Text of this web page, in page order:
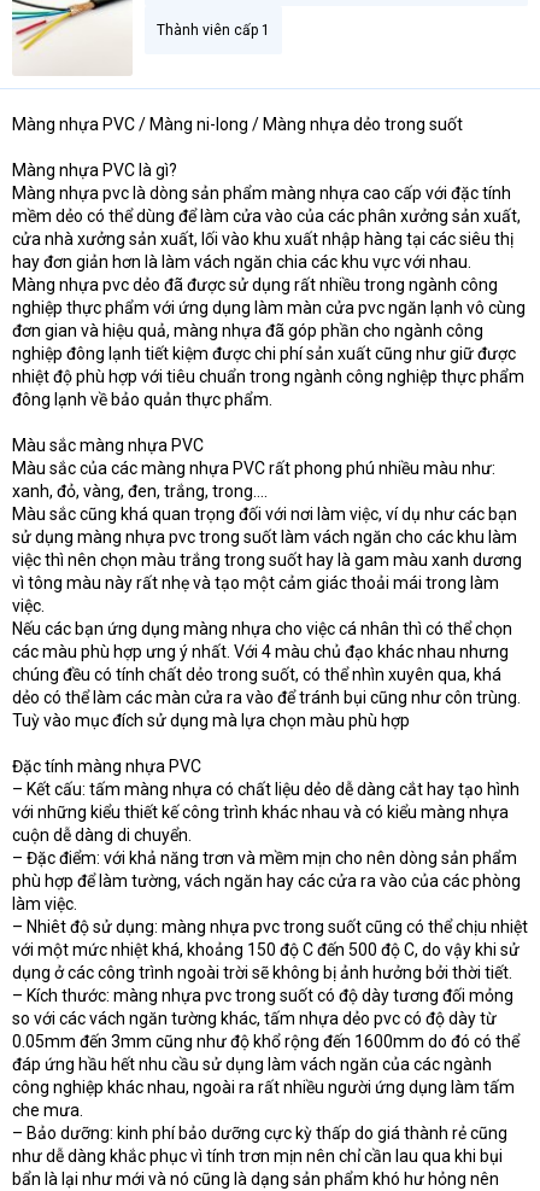
Thành viên cấp 1
Màng nhựa PVC / Màng ni-long / Màng nhựa dẻo trong suốt
Màng nhựa PVC là gì?
Màng nhựa pvc là dòng sản phẩm màng nhựa cao cấp với đặc tính
mềm dẻo có thể dùng để làm cửa vào của các phân xưởng sản xuất,
cửa nhà xưởng sản xuất, lối vào khu xuất nhập hàng tại các siêu thị
hay đơn giản hơn là làm vách ngăn chia các khu vực với nhau.
Màng nhựa pvc dẻo đã được sử dụng rất nhiều trong ngành công
nghiệp thực phẩm với ứng dụng làm màn cửa pvc ngăn lạnh vô cùng
đơn gian và hiệu quả, màng nhựa đã góp phần cho ngành công
nghiệp đông lạnh tiết kiệm được chi phí sản xuất cũng như giữ được
nhiệt độ phù hợp với tiêu chuẩn trong ngành công nghiệp thực phẩm
đông lạnh về bảo quản thực phẩm.
Màu sắc màng nhựa PVC
Màu sắc của các màng nhựa PVC rất phong phú nhiều màu như:
xanh, đỏ, vàng, đen, trắng, trong….
Màu sắc cũng khá quan trọng đối với nơi làm việc, ví dụ như các bạn
sử dụng màng nhựa pvc trong suốt làm vách ngăn cho các khu làm
việc thì nên chọn màu trắng trong suốt hay là gam màu xanh dương
vì tông màu này rất nhẹ và tạo một cảm giác thoải mái trong làm
việc.
Nếu các bạn ứng dụng màng nhựa cho việc cá nhân thì có thể chọn
các màu phù hợp ưng ý nhất. Với 4 màu chủ đạo khác nhau nhưng
chúng đều có tính chất dẻo trong suốt, có thể nhìn xuyên qua, khá
dẻo có thể làm các màn cửa ra vào để tránh bụi cũng như côn trùng.
Tuỳ vào mục đích sử dụng mà lựa chọn màu phù hợp
Đặc tính màng nhựa PVC
– Kết cấu: tấm màng nhựa có chất liệu dẻo dễ dàng cắt hay tạo hình
với những kiểu thiết kế công trình khác nhau và có kiểu màng nhựa
cuộn dễ dàng di chuyển.
– Đặc điểm: với khả năng trơn và mềm mịn cho nên dòng sản phẩm
phù hợp để làm tường, vách ngăn hay các cửa ra vào của các phòng
làm việc.
– Nhiêt độ sử dụng: màng nhựa pvc trong suốt cũng có thể chịu nhiệt
với một mức nhiệt khá, khoảng 150 độ C đến 500 độ C, do vậy khi sử
dụng ở các công trình ngoài trời sẽ không bị ảnh hưởng bởi thời tiết.
– Kích thước: màng nhựa pvc trong suốt có độ dày tương đối mỏng
so với các vách ngăn tường khác, tấm nhựa dẻo pvc có độ dày từ
0.05mm đến 3mm cũng như độ khổ rộng đến 1600mm do đó có thể
đáp ứng hầu hết nhu cầu sử dụng làm vách ngăn của các ngành
công nghiệp khác nhau, ngoài ra rất nhiều người ứng dụng làm tấm
che mưa.
– Bảo dưỡng: kinh phí bảo dưỡng cực kỳ thấp do giá thành rẻ cũng
như dễ dàng khắc phục vì tính trơn mịn nên chỉ cần lau qua khi bụi
bẩn là lại như mới và nó cũng là dạng sản phẩm khó hư hỏng nên